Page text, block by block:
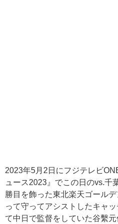
2023年5月2日にフジテレビ
ュース2023』でこの日のvs.千
勝目を飾った東北楽天ゴール
って守ってアシストしたキャ
て中日で監督をしていた谷繫